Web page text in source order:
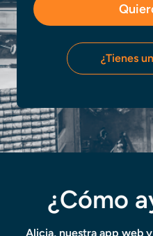
¿Tienes
¿Cómo
Alicia, nuestra app web